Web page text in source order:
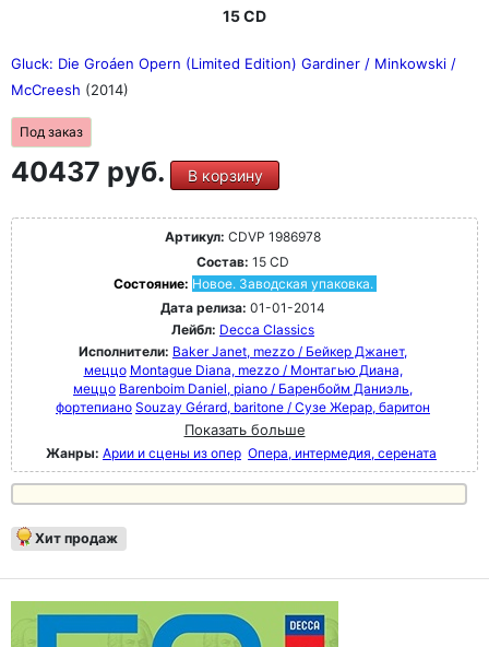
15 CD
Gluck: Die Groáen Opern (Limited Edition) Gardiner / Minkowski /
McCreesh (2014)
Под заказ
40437 руб. В корзину
Артикул: CDVP 1986978
Состав: 15 CD
Состояние: Новое. Заводская упаковка.
Дата релиза: 01-01-2014
Лейбл: Decca Classics
Исполнители: Baker Janet, mezzo / Бейкер Джанет,
меццо Montague Diana, mezzo / Монтагью Диана,
меццо Barenboim Daniel, piano / Баренбойм Даниэль,
фортепиано Souzay Gérard, baritone / Сузе Жерар, баритон
Показать больше
Жанры: Арии и сцены из опер Опера, интермедия, серената
Хит продаж